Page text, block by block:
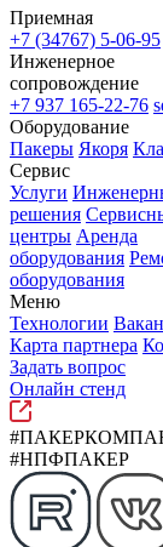
Приемная
+7 (34767) 5-06-95
Инженерное
сопровождение
+7 937 165-22-76
Оборудование
Пакеры Якоря
Сервис
Услуги
решения
центры Аренда
оборудования
оборудования
Меню
Технологии
Карта партнера
Задать вопрос
Онлайн стенд
#НПФПАКЕР